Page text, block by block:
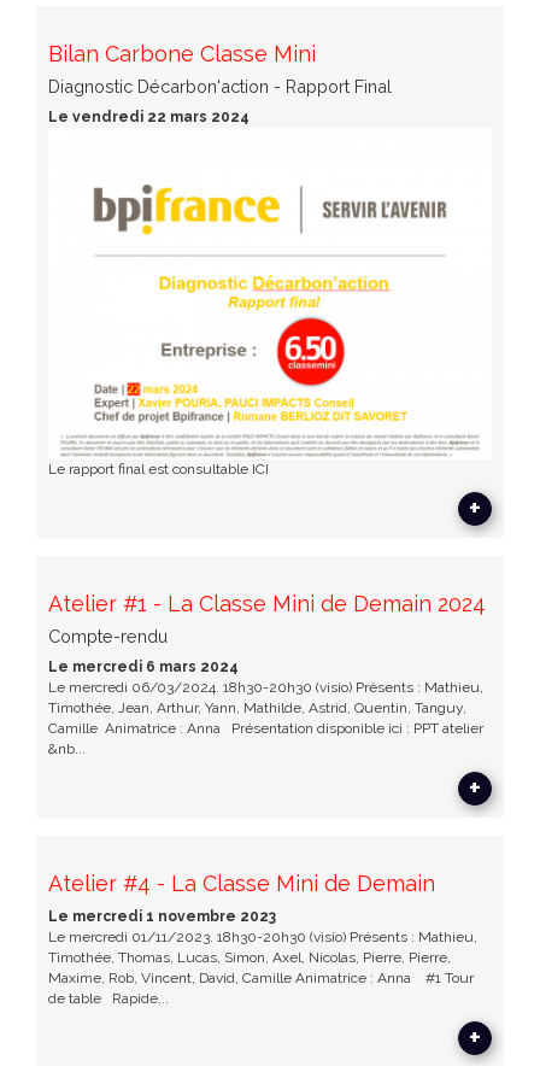
Bilan Carbone Classe Mini
Diagnostic Décarbon'action - Rapport Final
Le vendredi 22 mars 2024
Le rapport final est consultable ICI
+
Atelier #1 - La Classe Mini de Demain 2024
Compte-rendu
Le mercredi 6 mars 2024
Le mercredi 06/03/2024. 18h30-20h30 (visio) Présents : Mathieu,
Timothée, Jean, Arthur, Yann, Mathilde, Astrid, Quentin, Tanguy,
Camille Animatrice : Anna Présentation disponible ici : PPT atelier
&nb...
+
Atelier #4 - La Classe Mini de Demain
Le mercredi 1 novembre 2023
Le mercredi 01/11/2023. 18h30-20h30 (visio) Présents : Mathieu,
Timothée, Thomas, Lucas, Simon, Axel, Nicolas, Pierre, Pierre,
Maxime, Rob, Vincent, David, Camille Animatrice : Anna #1 Tour
de table Rapide...
+